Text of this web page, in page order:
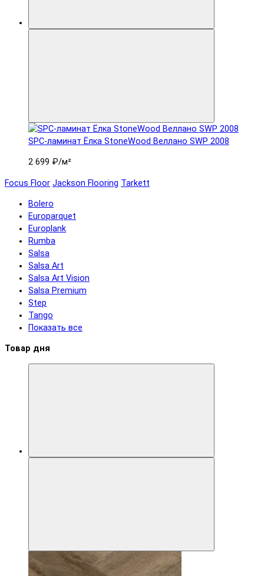
SPC-ламинат Ëлка StoneWood Веллано SWP 2008
2 699 ₽/м²
Focus Floor Jackson Flooring Tarkett
Bolero
Europarquet
Europlank
Rumba
Salsa
Salsa Art
Salsa Art Vision
Salsa Premium
Step
Tango
Показать все
Товар дня